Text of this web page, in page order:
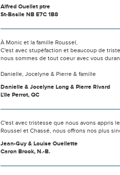
Alfred Ouellet ptre
St-Basile NB E7C 1B8
À Monic et la famille Roussel,
C'est avec stupéfaction et beaucoup de
nous sommes de tout coeur avec vous
Danielle, Jocelyne & Pierre & famille
Danielle & Jocelyne Long & Pierre Rivard
L'Ile Perrot, QC
C'est avec tristesse que nous avons appris
Roussel et Chassé, nous offrons nos plus
Jean-Guy & Louise Ouellette
Caron Brook, N.-B.